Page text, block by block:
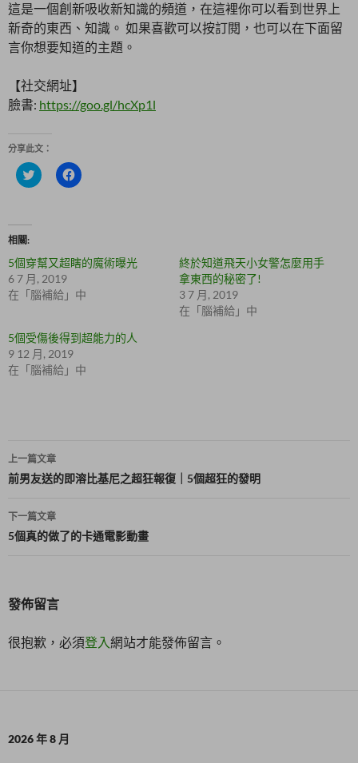
這是一個創新吸收新知識的頻道，在這裡你可以看到世界上
新奇的東西、知識。 如果喜歡可以按訂閱，也可以在下面留
言你想要知道的主題。
【社交網址】
臉書: https://goo.gl/hcXp1l
分享此文：
分
享
e
r
在
新
開
啟
)
按
一
a
c
b
o
在
窗
中
相關
5個穿幫又超瞎的魔術曝光
6 7 月, 2019
在「腦補給」中
終於知道飛天小女警怎麼用手
拿東西的秘密了!
3 7 月, 2019
在「腦補給」中
5個受傷後得到超能力的人
9 12 月, 2019
在「腦補給」中
文
章
導
覽
上一篇文章
前男友送的即溶比基尼之超狂報復｜5個超狂的發明
下一篇文章
5個真的做了的卡通電影動畫
發佈留言
很抱歉，必須登入網站才能發佈留言。
2026 年 8 月